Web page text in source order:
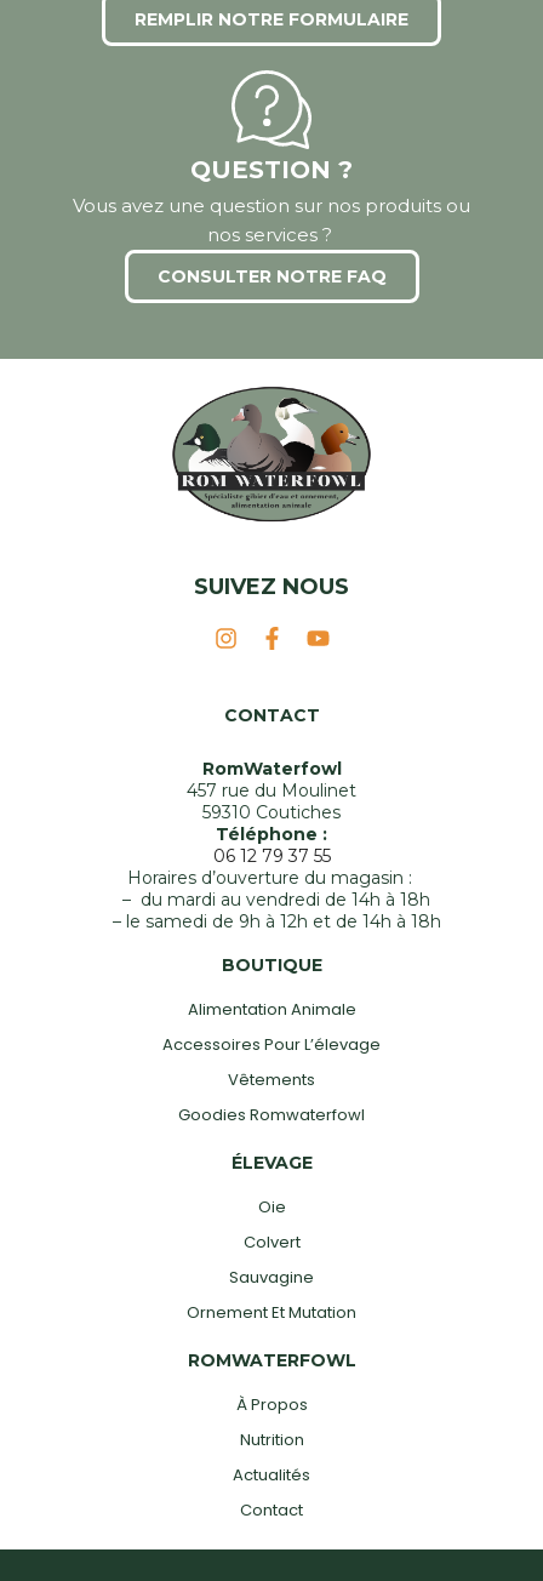
REMPLIR NOTRE FORMULAIRE
QUESTION ?
Vous avez une question sur nos produits ou
nos services ?
CONSULTER NOTRE FAQ
SUIVEZ NOUS
CONTACT
RomWaterfowl
457 rue du Moulinet
59310 Coutiches
Téléphone :
06 12 79 37 55
Horaires d’ouverture du magasin :
– du mardi au vendredi de 14h à 18h
– le samedi de 9h à 12h et de 14h à 18h
BOUTIQUE
Alimentation Animale
Accessoires Pour L’élevage
Vêtements
Goodies Romwaterfowl
ÉLEVAGE
Oie
Colvert
Sauvagine
Ornement Et Mutation
ROMWATERFOWL
À Propos
Nutrition
Actualités
Contact